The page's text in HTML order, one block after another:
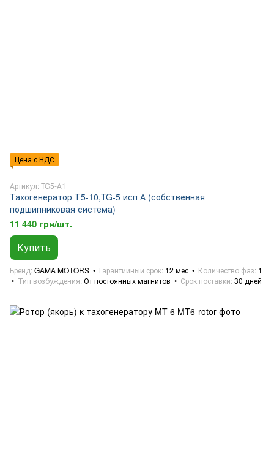
Цена с НДС
Артикул: TG5-А1
Тахогенератор Т5-10,TG-5 исп А (собственная
подшипниковая система)
11 440 грн/шт.
Купить
Бренд GAMA MOTORS Гарантийный срок 12 мес Количество фаз 1
Тип возбуждения От постоянных магнитов Срок поставки 30 дней